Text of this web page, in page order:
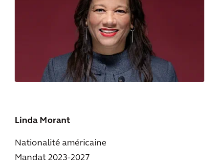
Linda Morant
Nationalité américaine
Mandat 2023-2027